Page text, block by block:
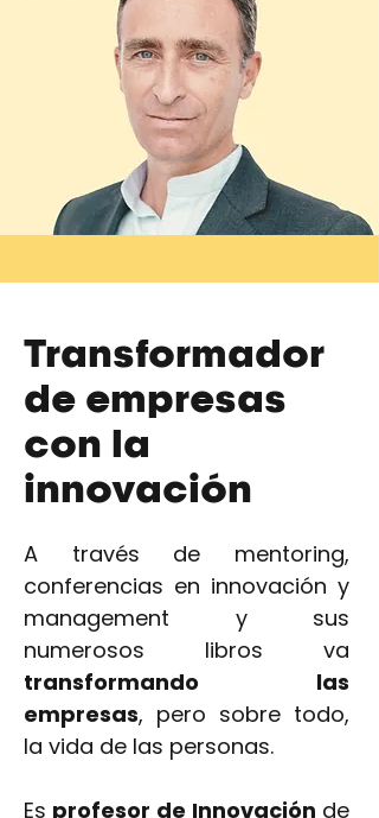
Transformador
de empresas
con la
innovación
A través de mentoring,
conferencias en innovación y
management y sus
numerosos libros va
transformando las
empresas, pero sobre todo,
la vida de las personas.
Es profesor de Innovación de